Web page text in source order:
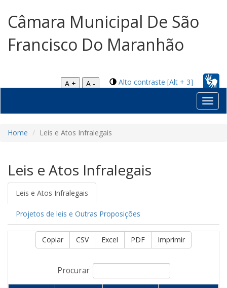
Câmara Municipal De São
Francisco Do Maranhão
Alto contraste [Alt + 3]
A +
A -
Home Leis e Atos Infralegais
Leis e Atos Infralegais
Leis e Atos Infralegais
Projetos de leis e Outras Proposições
Copiar CSV Excel PDF Imprimir
Procurar